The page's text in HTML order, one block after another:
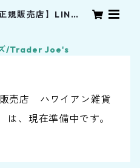
販売店】LINOH
ズ/Trader Joe's
販売店 ハワイアン雑貨
、現在準備中です。